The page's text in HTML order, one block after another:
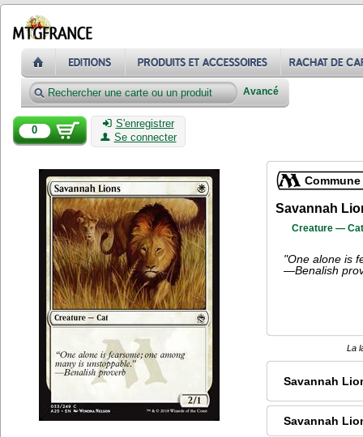
Avancé
0
S'enregistrer
Se connecter
Commune
Savannah
Creature — Cat
"One alone is
—Benalish
La
Savannah
Savannah